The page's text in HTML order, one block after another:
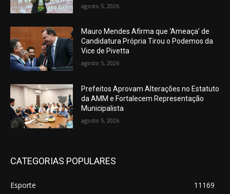
agosto 5, 2026
Mauro Mendes Afirma que ‘Ameaça’ de
Candidatura Própria Tirou o Podemos da
Vice de Pivetta
agosto 5, 2026
Prefeitos Aprovam Alterações no Estatuto
da AMM e Fortalecem Representação
Municipalista
agosto 5, 2026
CATEGORIAS POPULARES
Esporte
11169